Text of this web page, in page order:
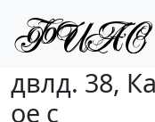
двлд. 38,
ое с